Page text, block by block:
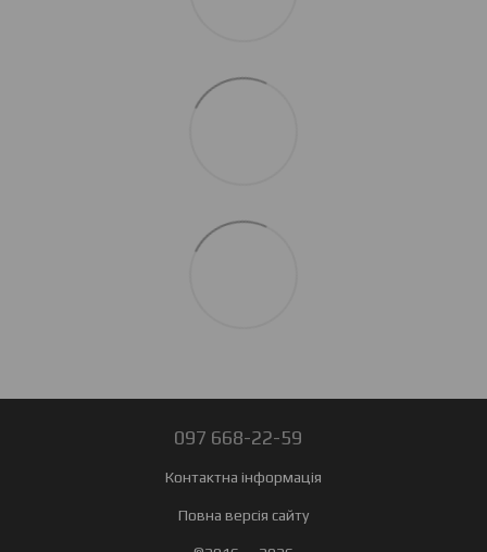
097 668-22-59
Контактна інформація
Повна версія сайту